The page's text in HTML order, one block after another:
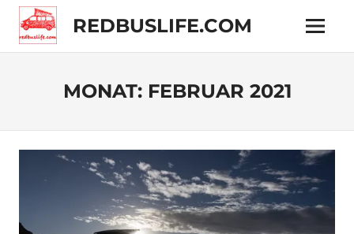
Zum
Inhalt
springen
REDBUSLIFE.COM
Technik
Camper
Menü
MONAT: FEBRUAR 2021